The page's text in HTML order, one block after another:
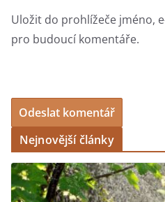
Uložit do prohlížeče jméno,
pro budoucí komentáře.
Nejnovější články